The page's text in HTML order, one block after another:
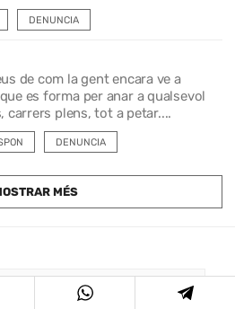
DENUNCIA
de com la gent encara ve a
es forma per anar a qualsevol
carrers plens, tot a petar....
DENUNCIA
MÉS